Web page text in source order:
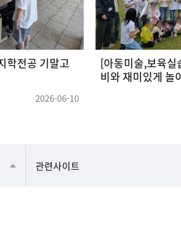
[2026.05.12~14] 2026 울산대학교
트랙페스타 - 전공 박람회
관련사이트